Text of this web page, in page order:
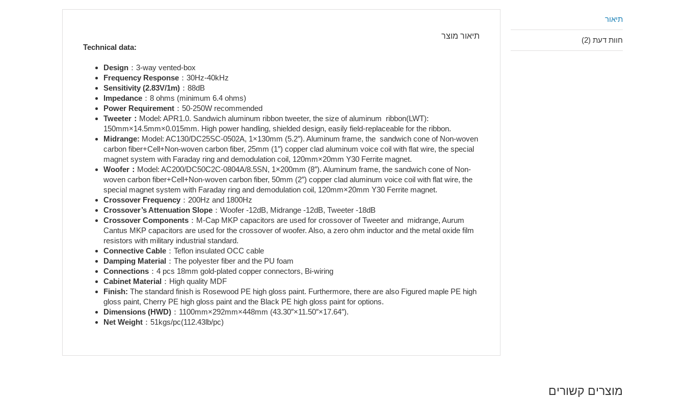
תיאור
חוות דעת (2)
תיאור מוצר
Technical data:
Design ：3-way vented-box
Frequency Response ：30Hz-40kHz
Sensitivity (2.83V/1m) ：88dB
Impedance ：8 ohms (minimum 6.4 ohms)
Power Requirement ：50-250W recommended
Tweeter ： Model: APR1.0. Sandwich aluminum ribbon tweeter, the size of aluminum ribbon(LWT):
150mm×14.5mm×0.015mm. High power handling, shielded design, easily field-replaceable for the ribbon.
Midrange: Model: AC130/DC25SC-0502A, 1×130mm (5.2″). Aluminum frame, the sandwich cone of Non-woven
carbon fiber+Cell+Non-woven carbon fiber, 25mm (1″) copper clad aluminum voice coil with flat wire, the special
magnet system with Faraday ring and demodulation coil, 120mm×20mm Y30 Ferrite magnet.
Woofer ： Model: AC200/DC50C2C-0804A/8.5SN, 1×200mm (8″). Aluminum frame, the sandwich cone of Non-
woven carbon fiber+Cell+Non-woven carbon fiber, 50mm (2″) copper clad aluminum voice coil with flat wire, the
special magnet system with Faraday ring and demodulation coil, 120mm×20mm Y30 Ferrite magnet.
Crossover Frequency ：200Hz and 1800Hz
Crossover’s Attenuation Slope ：Woofer -12dB, Midrange -12dB, Tweeter -18dB
Crossover Components ：M-Cap MKP capacitors are used for crossover of Tweeter and midrange, Aurum
Cantus MKP capacitors are used for the crossover of woofer. Also, a zero ohm inductor and the metal oxide film
resistors with military industrial standard.
Connective Cable ：Teflon insulated OCC cable
Damping Material ：The polyester fiber and the PU foam
Connections ：4 pcs 18mm gold-plated copper connectors, Bi-wiring
Cabinet Material ：High quality MDF
Finish: The standard finish is Rosewood PE high gloss paint. Furthermore, there are also Figured maple PE high
gloss paint, Cherry PE high gloss paint and the Black PE high gloss paint for options.
Dimensions (HWD) ：1100mm×292mm×448mm (43.30″×11.50″×17.64″).
Net Weight ：51kgs/pc(112.43lb/pc)
מוצרים קשורים